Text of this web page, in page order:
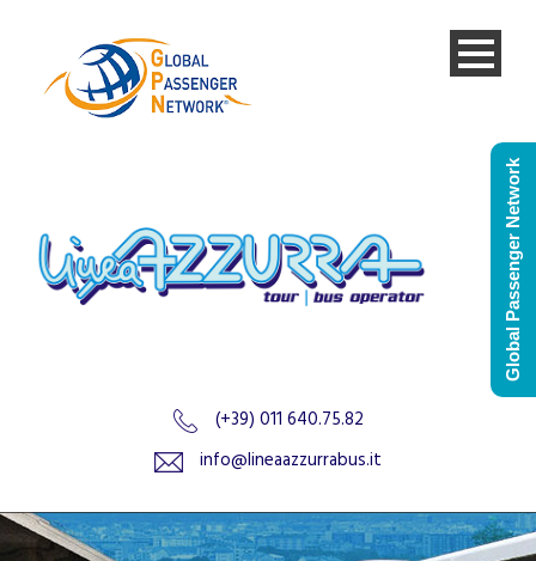
(+39) 011 640.75.82
info@lineaazzurrabus.it
Global Passenger Network